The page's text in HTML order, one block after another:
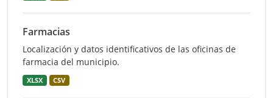
Farmacias
Localización y datos identificativos de las oficinas de
farmacia del municipio.
XLSX CSV